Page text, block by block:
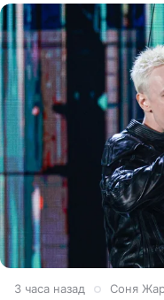
3 часа назад Соня